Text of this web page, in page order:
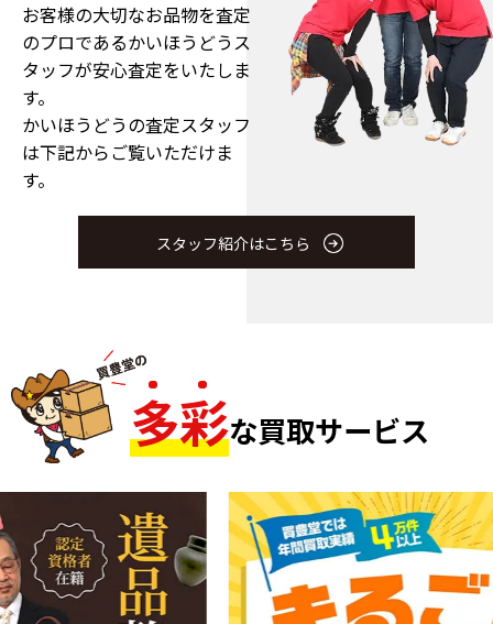
お客様の大切なお品物を査定
のプロであるかいほうどうス
タッフが安心査定をいたしま
す。
かいほうどうの査定スタッフ
は下記からご覧いただけま
す。
スタッフ紹介はこちら
多彩な買取サービス